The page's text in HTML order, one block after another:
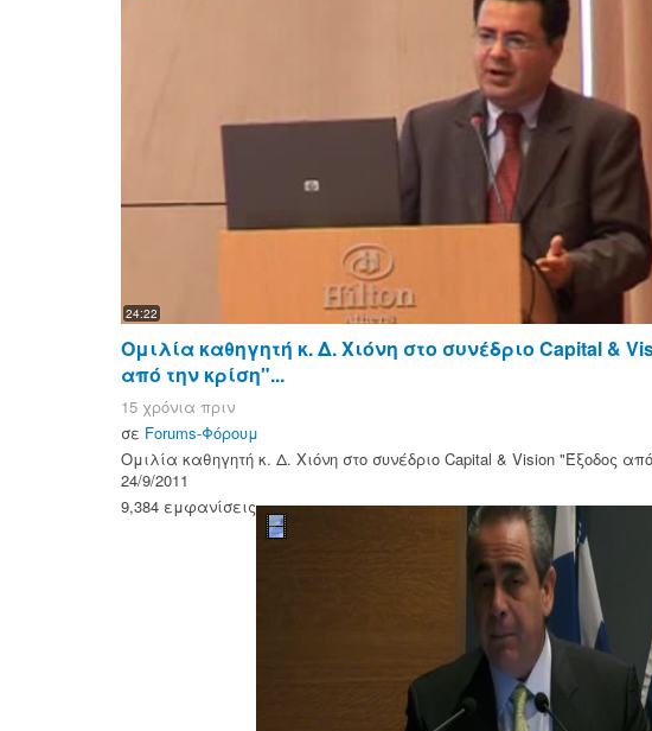
24:22
Ομιλία καθηγητή κ. Δ. Χιόνη στο συνέδριο Capital &
από την κρίση"...
15 χρόνια πριν
σε Forums-Φόρουμ
Ομιλία καθηγητή κ. Δ. Χιόνη στο συνέδριο Capital & Vision "Έξοδος
24/9/2011
9,384 εμφανίσεις